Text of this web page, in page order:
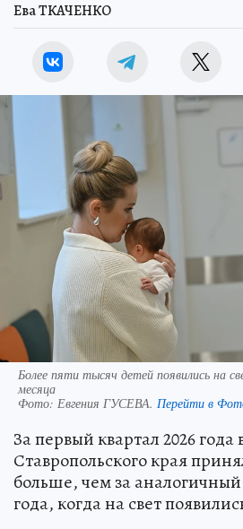
Ева ТКАЧЕНКО
Более пяти тысяч детей появились на
месяца
Фото: Евгения ГУСЕВА. Перейти в
За первый квартал 2026 года
Ставропольского края
больше, чем за
года, когда на свет